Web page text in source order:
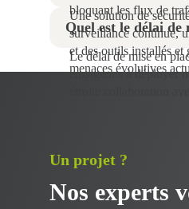
bloquant les flux de
Une solution de
surveillance continue,
et des outils installés
menaces évolutives
Quel est le délai de
Le délai de mise en
engageons à déployer
Un projet ?
Nos experts